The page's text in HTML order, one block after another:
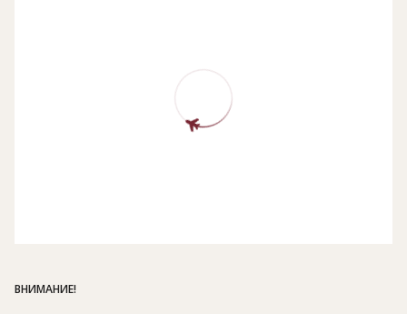
ВНИМАНИЕ!